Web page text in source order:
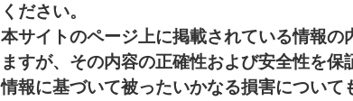
ください。
本サイトのページ上に掲載されている情報の
ますが、その内容の正確性および安全性を
情報に基づいて被ったいかなる損害につい